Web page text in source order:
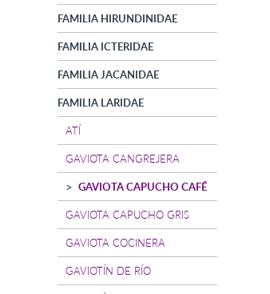
FAMILIA HIRUNDINIDAE
FAMILIA ICTERIDAE
FAMILIA JACANIDAE
FAMILIA LARIDAE
ATÍ
GAVIOTA CANGREJERA
GAVIOTA CAPUCHO CAFÉ
GAVIOTA CAPUCHO GRIS
GAVIOTA COCINERA
GAVIOTÍN DE RÍO